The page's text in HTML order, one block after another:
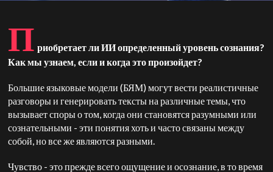
П риобретает ли ИИ определенный уровень сознания?
Как мы узнаем, если и когда это произойдет?
Большие языковые модели (БЯМ) могут вести реалистичные
разговоры и генерировать тексты на различные темы, что
вызывает споры о том, когда они становятся разумными или
сознательными - эти понятия хоть и часто связаны между
собой, но все же являются разными.
Чувство - это прежде всего ощущение и осознание, в то время